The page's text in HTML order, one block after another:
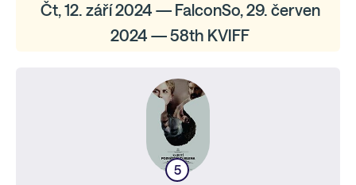
Čt, 12. září 2024 — FalconSo, 29. červen
2024 — 58th KVIFF
5